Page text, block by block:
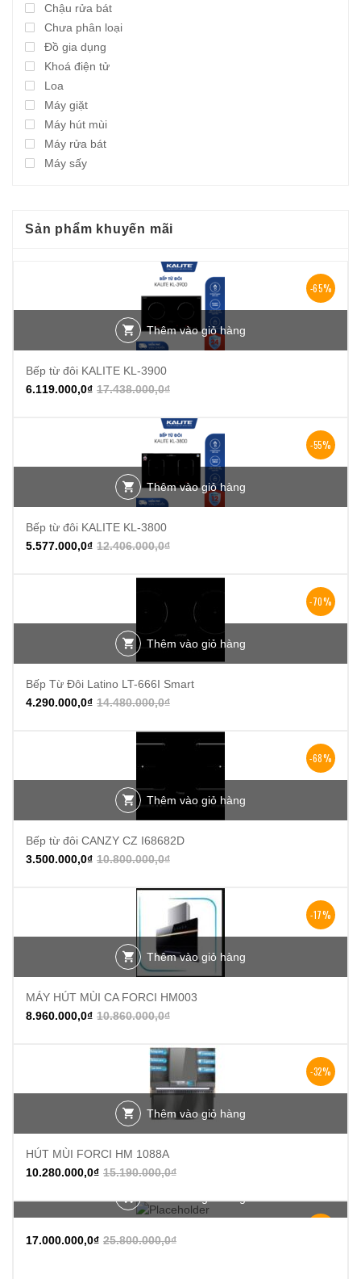
Chậu rửa bát
Chưa phân loại
Đồ gia dụng
Khoá điện tử
Loa
Máy giặt
Máy hút mùi
Máy rửa bát
Máy sấy
Sản phẩm khuyến mãi
-65%
Thêm vào giỏ hàng
Bếp từ đôi KALITE KL-3900
17.438.000,0₫
6.119.000,0₫
-55%
Thêm vào giỏ hàng
Bếp từ đôi KALITE KL-3800
12.406.000,0₫
5.577.000,0₫
-70%
Thêm vào giỏ hàng
Bếp Từ Đôi Latino LT-666I Smart
14.480.000,0₫
4.290.000,0₫
-68%
Thêm vào giỏ hàng
Bếp từ đôi CANZY CZ I68682D
10.800.000,0₫
3.500.000,0₫
-17%
Thêm vào giỏ hàng
MÁY HÚT MÙI CA FORCI HM003
10.860.000,0₫
8.960.000,0₫
-32%
Thêm vào giỏ hàng
HÚT MÙI FORCI HM 1088A
15.190.000,0₫
10.280.000,0₫
25.800.000,0₫
17.000.000,0₫